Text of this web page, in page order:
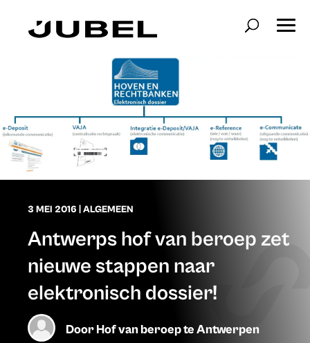
3 MEI 2016 ALGEMEEN
Antwerps hof van beroep zet
nieuwe stappen naar
elektronisch dossier!
DoorHof van beroep te Antwerpen